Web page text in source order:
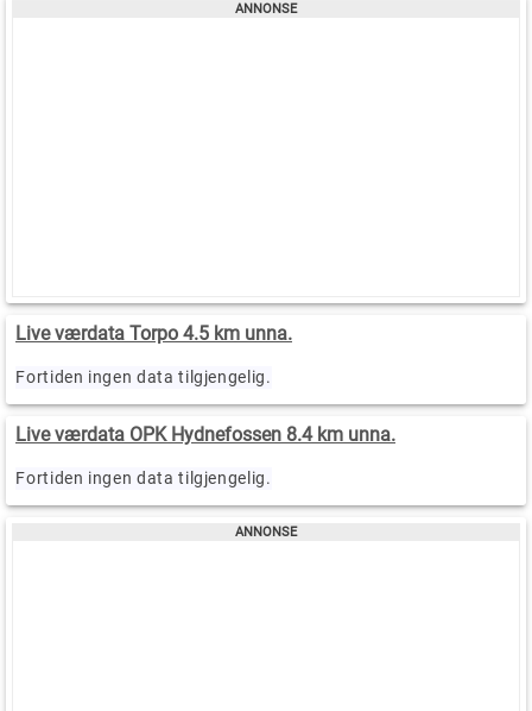
Live værdata Torpo 4.5 km unna.
Fortiden ingen data tilgjengelig.
Live værdata OPK Hydnefossen 8.4 km unna.
Fortiden ingen data tilgjengelig.